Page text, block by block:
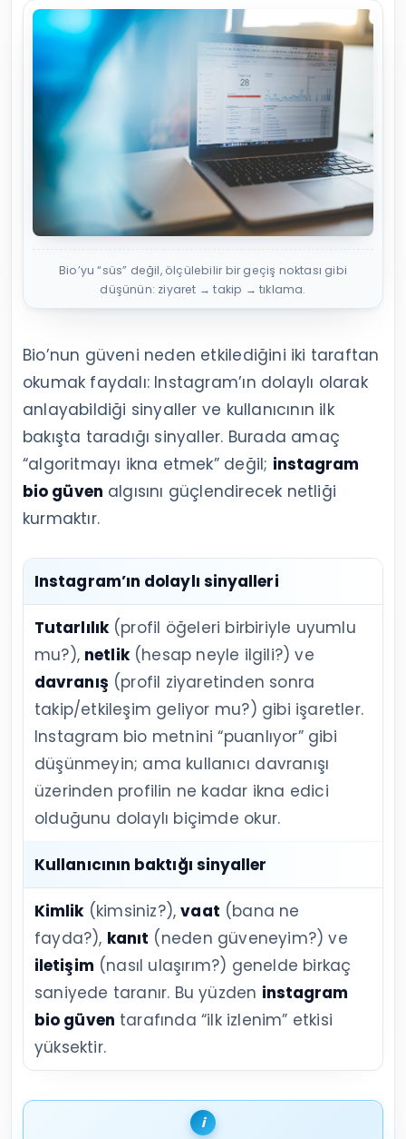
Bio’yu “süs” değil, ölçülebilir bir geçiş noktası gibi
düşünün: ziyaret → takip → tıklama.
Bio’nun güveni neden etkilediğini iki taraftan
okumak faydalı: Instagram’ın dolaylı olarak
anlayabildiği sinyaller ve kullanıcının ilk
bakışta taradığı sinyaller. Burada amaç
“algoritmayı ikna etmek” değil; instagram
bio güven algısını güçlendirecek netliği
kurmaktır.
Instagram’ın dolaylı sinyalleri
Tutarlılık(profil öğeleri birbiriyle uyumlu
mu?), netlik(hesap neyle ilgili?) ve
davranış (profil ziyaretinden sonra
takip/etkileşim geliyor mu?) gibi işaretler.
Instagram bio metnini “puanlıyor” gibi
düşünmeyin; ama kullanıcı davranışı
üzerinden profilin ne kadar ikna edici
olduğunu dolaylı biçimde okur.
Kullanıcının baktığı sinyaller
Kimlik(kimsiniz?),vaat (bana ne
fayda?), kanıt (neden güveneyim?) ve
iletişim (nasıl ulaşırım?) genelde birkaç
saniyede taranır. Bu yüzden instagram
bio güven tarafında “ilk izlenim” etkisi
yüksektir.